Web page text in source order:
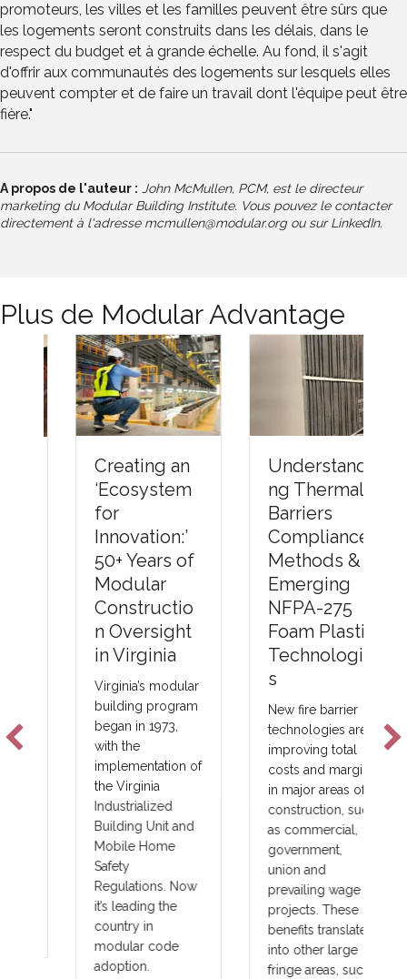
promoteurs, les villes et les familles peuvent être sûrs que
les logements seront construits dans les délais, dans le
respect du budget et à grande échelle. Au fond, il s'agit
d'offrir aux communautés des logements sur lesquels elles
peuvent compter et de faire un travail dont l'équipe peut être
fière."
A propos de l'auteur : John McMullen, PCM, est le directeur
marketing du Modular Building Institute. Vous pouvez le contacter
directement à l'adresse mcmullen@modular.orgou surLinkedIn.
Plus de Modular Advantage
Creating an
‘Ecosystem
Innovation:’
50+ Years of
Modular
Constructio
n Oversight
in Virginia
Virginia’s modular
building program
began in 1973,
with the
implementation of
the Virginia
Industrialized
Building Unit and
Mobile Home
Safety
Regulations. Now
it’s leading the
country in
modular code
adoption.
Understandi
ng Thermal
Barriers
Compliance
Methods &
Emerging
NFPA-275
Foam Plastic
Technologie
New fire barrier
technologies are
improving total
costs and margins
in major areas of
construction, such
as commercial,
government,
union and
prevailing wage
projects. These
benefits translate
into other large
fringe areas, such